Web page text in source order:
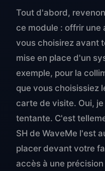
Tout d'abord,
ce module : offrir une
vous choisirez avant
mise en place d'un
exemple, pour la
que vous choisissiez
carte de visite. Oui,
tentante. C'est
SH de WaveMe l'est
placer devant votre
accès à une